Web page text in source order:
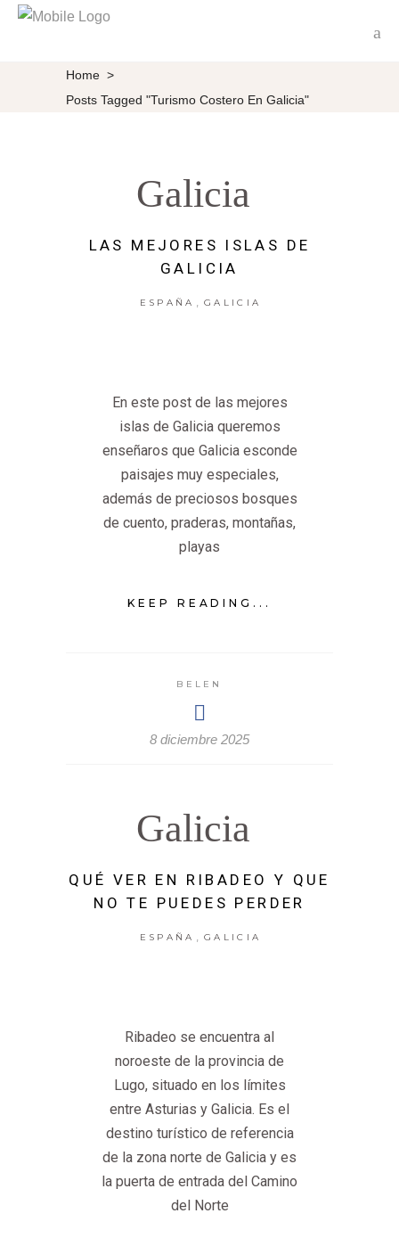
Home >
Posts Tagged "Turismo Costero En Galicia"
Galicia
LAS MEJORES ISLAS DE
GALICIA
ESPAÑA GALICIA
En este post de las mejores
islas de Galicia queremos
enseñaros que Galicia esconde
paisajes muy especiales,
además de preciosos bosques
de cuento, praderas, montañas,
playas
KEEP READING...
BELEN
8 diciembre 2025
Galicia
QUÉ VER EN RIBADEO Y QUE
NO TE PUEDES PERDER
ESPAÑA GALICIA
Ribadeo se encuentra al
noroeste de la provincia de
Lugo, situado en los límites
entre Asturias y Galicia. Es el
destino turístico de referencia
de la zona norte de Galicia y es
la puerta de entrada del Camino
del Norte